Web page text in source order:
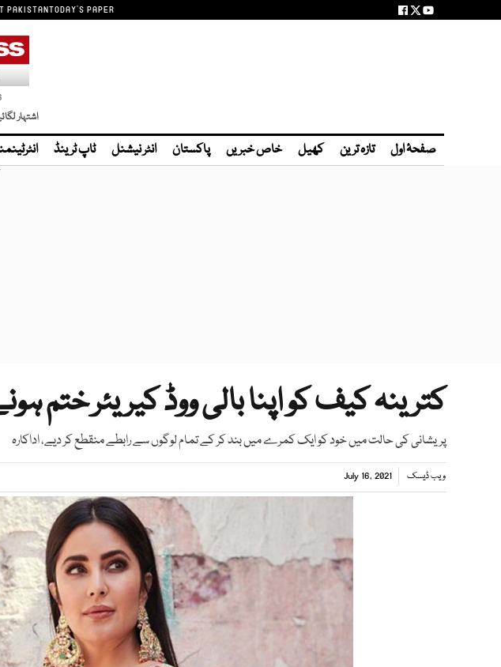
PAKISTANTODAY'S PAPER
اشتہار
صفحۂ اول تازہ ترین کھیل خاص خبریں پاکستان انٹر نیشنل ٹاپ ٹرینڈ
کترینہ کیف کو اپنا بالی ووڈ کیریئر ختم
پریشانی کی حالت میں خود کو ایک کمرے میں بند کر کے تمام لوگوں سے رابطے منقطع کر دیے، اداکارہ
ویب ڈیسک July 16, 2021